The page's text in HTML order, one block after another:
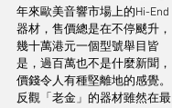
年來歐美音響市場上的Hi-End
器材，售價總是在不停颷升，
幾十萬港元一個型號舉目皆
是，過百萬也不是什麼新聞，
價錢令人有種堅離地的感覺。
反觀「老金」的器材雖然在最